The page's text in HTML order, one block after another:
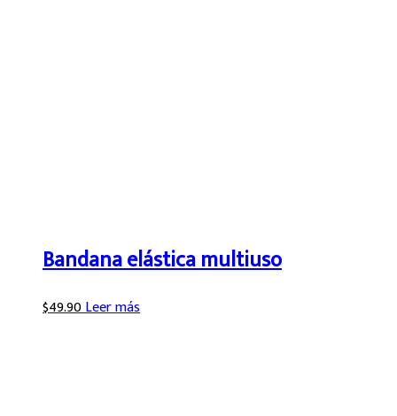
Bandana elástica multiuso
$49.90Leer más